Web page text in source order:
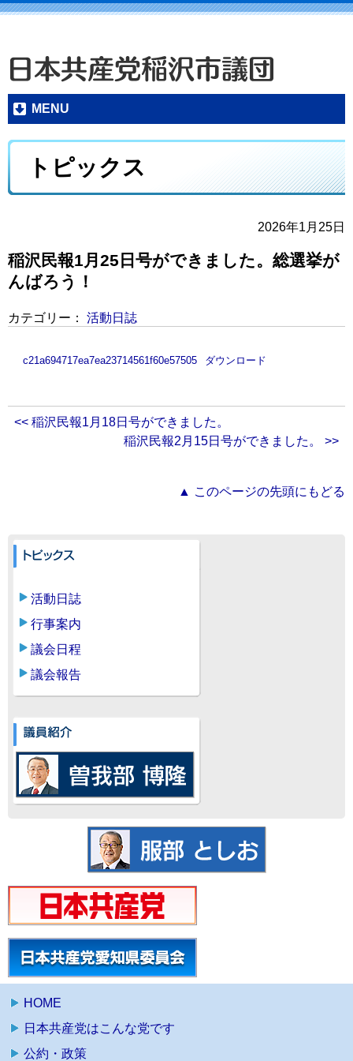
MENU
トピックス
2026年1月25日
稲沢民報1月25日号ができました。総選挙が
んばろう！
カテゴリー： 活動日誌
c21a694717ea7ea23714561f60e57505 ダウンロード
<< 稲沢民報1月18日号ができました。
稲沢民報2月15日号ができました。 >>
▲ このページの先頭にもどる
活動日誌
行事案内
議会日程
議会報告
HOME
日本共産党はこんな党です
公約・政策